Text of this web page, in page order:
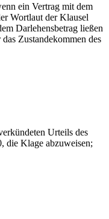
ein Vertrag mit dem
Wortlaut der Klausel
Darlehensbetrag ließen
Zustandekommen des
Urteils des
die Klage abzuweisen;